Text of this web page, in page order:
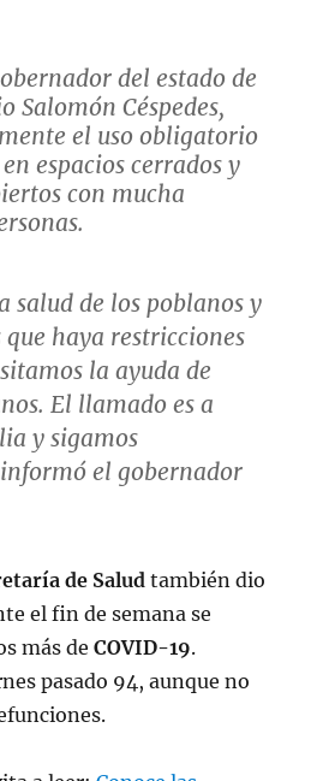
del estado de
Salomón Céspedes,
el uso obligatorio
espacios cerrados y
con mucha
Valerio
December 19, 2022
salud de los poblanos y
que haya restricciones
la ayuda de
El llamado es a
y sigamos
el gobernador
de Salud también dio
el fin de semana se
más deCOVID-19.
pasado 94, aunque no